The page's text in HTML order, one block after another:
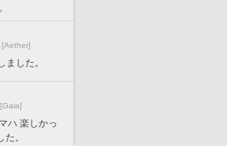
[Aether]
ました。
ハ 楽しかっ
。